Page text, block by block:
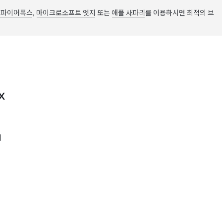
이어폭스, 마이크로소프트 엣지 또는 애플 사파리 를 이용하시면 최적의 브